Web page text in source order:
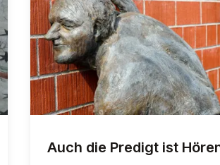
Auch die Predigt ist